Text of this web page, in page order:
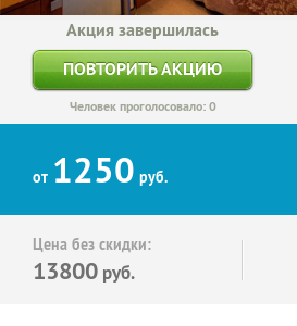
Акция завершилась
ПОВТОРИТЬ АКЦИЮ
Человек проголосовало: 0
от 1250 руб.
Цена без скидки:
13800 руб.